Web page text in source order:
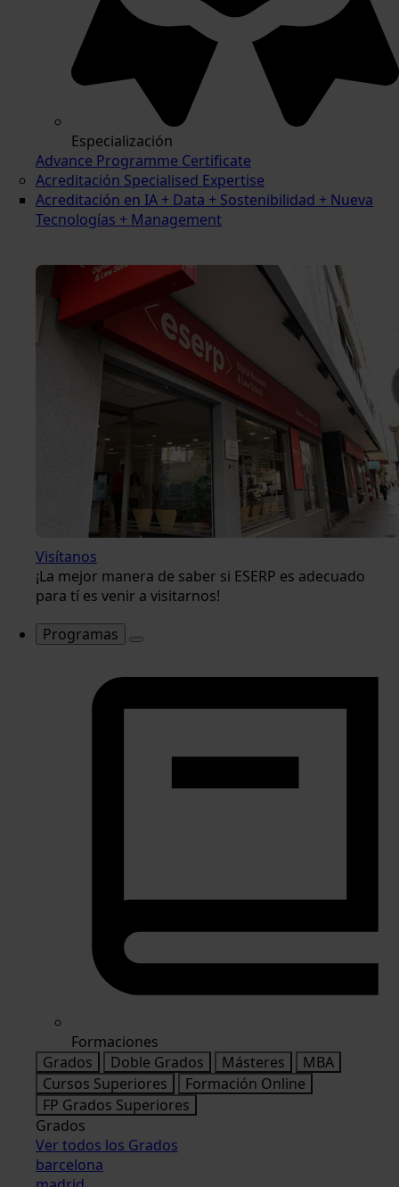
Especialización
Advance Programme Certificate
Acreditación Specialised Expertise
Acreditación en IA + Data + Sostenibilidad + Nueva
Tecnologías + Management
Visítanos
¡La mejor manera de saber si ESERP es adecuado
para tí es venir a visitarnos!
Programas
Formaciones
Grados
Doble Grados Másteres
MBA
Cursos Superiores
Formación Online
FP Grados Superiores
Grados
Ver todos los Grados
barcelona